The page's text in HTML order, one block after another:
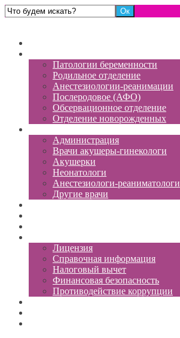
Патологии беременности
Родильное отделение
Анестезиологии-реанимации
Послеродовое (АФО)
Обсервационное отделение
Отделение новорожденных
Администрация
Врачи акушеры-гинекологи
Акушерки
Неонатологи
Анестезиологи-реаниматологи
Другие врачи
Лицензия
Справочная информация
Налоговый вычет
Финансовая безопасность
Противодействие коррупции